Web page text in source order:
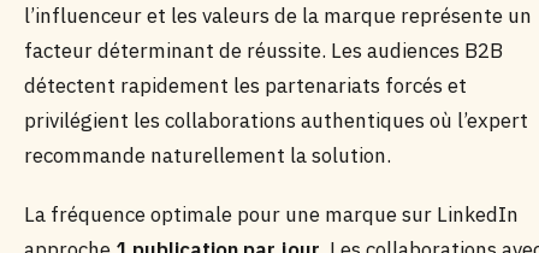
l’influenceur et les valeurs de la marque représente un
facteur déterminant de réussite. Les audiences B2B
détectent rapidement les partenariats forcés et
privilégient les collaborations authentiques où l’expert
recommande naturellement la solution.
La fréquence optimale pour une marque sur LinkedIn